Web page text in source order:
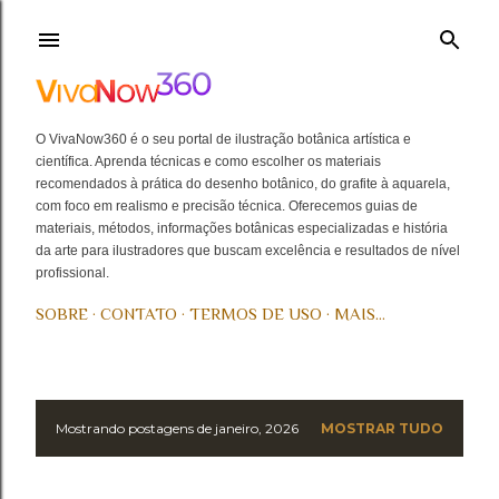
O VivaNow360 é o seu portal de ilustração botânica artística e
científica. Aprenda técnicas e como escolher os materiais
recomendados à prática do desenho botânico, do grafite à aquarela,
com foco em realismo e precisão técnica. Oferecemos guias de
materiais, métodos, informações botânicas especializadas e história
da arte para ilustradores que buscam excelência e resultados de nível
profissional.
SOBRE CONTATO TERMOS DE USO MAIS…
PMostrando postagens de janeiro, 2026 MOSTRAR TUDO